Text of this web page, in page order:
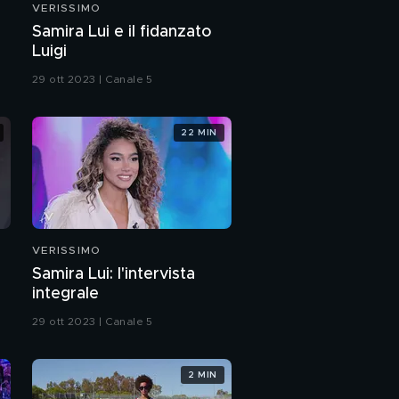
Sara Ricci: "Il mio
Sara Ricci: "Il bilancio
della mia vita"
Sara Ricci: "Io e mia
VERISSIMO
Samira Lui e il fidanzato
Luigi
29 ott 2023 | Canale 5
VERISSIMO
Samira Lui: l'intervista
integrale
29 ott 2023 | Canale 5
22 MIN
2 MIN